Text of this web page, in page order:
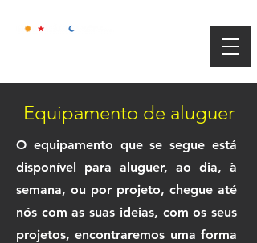
Equipamento de aluguer
O equipamento que se segue está
disponível para aluguer, ao dia, à
semana, ou por projeto, chegue até
nós com as suas ideias, com os seus
projetos, encontraremos uma forma